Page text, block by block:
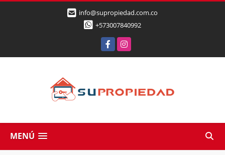
info@supropiedad.com.co
+573007840992
FacebookInstagram
MENÚ